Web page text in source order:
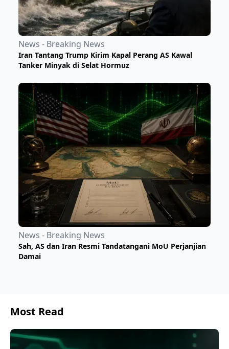
News - Breaking News
Iran Tantang Trump Kirim Kapal Perang AS Kawal
Tanker Minyak di Selat Hormuz
News - Breaking News
Sah, AS dan Iran Resmi Tandatangani MoU Perjanjian
Damai
Most Read